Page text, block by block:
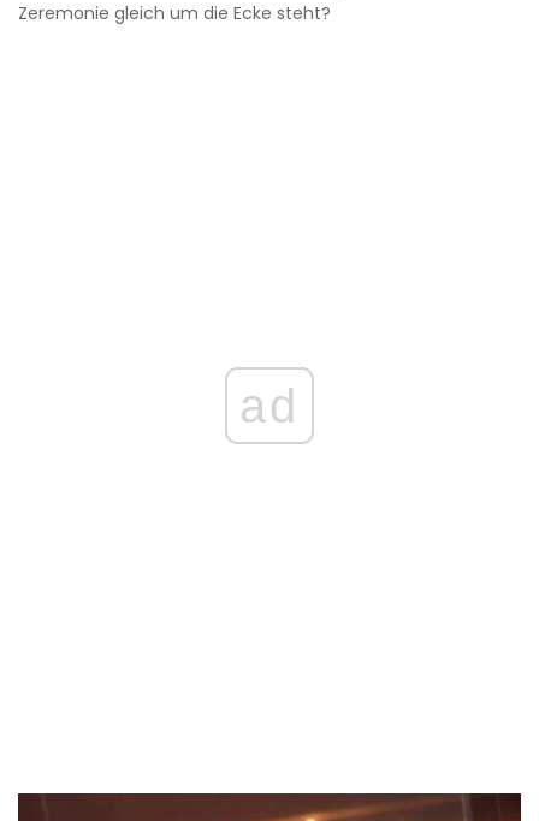
Zeremonie gleich um die Ecke steht?
ad